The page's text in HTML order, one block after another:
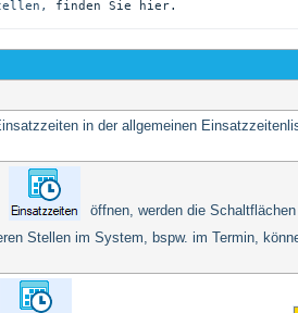
finden Sie hier.
in der allgemeinen
öffnen, werden die Schaltflächen
Stellen im System, bspw. im Termin,